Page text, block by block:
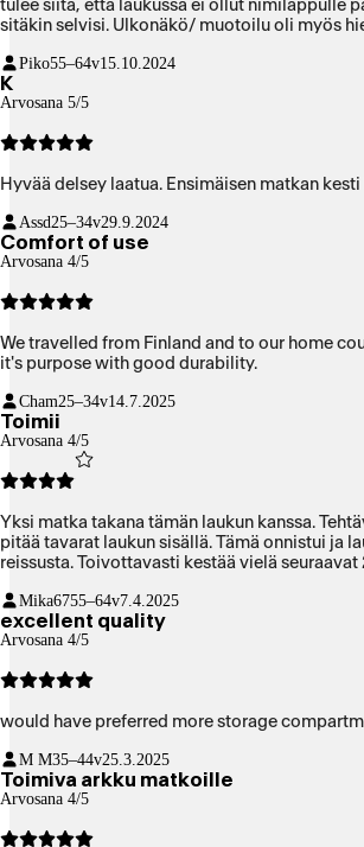
tulee siitä, että laukussa ei ollut nimilappulle
sitäkin selvisi. Ulkonäkö/ muotoilu oli myös
Piko55–64v15.10.2024
K
Arvosana 5/5
Hyvää delsey laatua. Ensimäisen matkan kesti
Assd25–34v29.9.2024
Comfort of use
Arvosana 4/5
We travelled from Finland and to our home
it's purpose with good durability.
Cham25–34v14.7.2025
Toimii
Arvosana 4/5
Yksi matka takana tämän laukun kanssa.
pitää tavarat laukun sisällä. Tämä onnistui ja
reissusta. Toivottavasti kestää vielä seuraavat
Mika6755–64v7.4.2025
excellent quality
Arvosana 4/5
would have preferred more storage
M M35–44v25.3.2025
Toimiva arkku matkoille
Arvosana 4/5